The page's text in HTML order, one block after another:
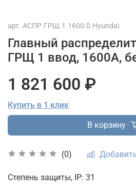
арт. АСПР.ГРЩ.1.1600.0.Hyundai
Главный
ГРЩ 1 ввод, 1600А,
(0)
1 821 600 ₽
Купить в 1 клик
В корзину
Степень защиты, IP: 31